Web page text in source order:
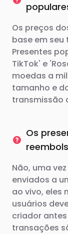
Os preços
base em seu
Presentes
TikTok' e
moedas a
tamanho e
transmissão
Os
Não, uma
enviados a
ao vivo, eles
usuários
criador
transações